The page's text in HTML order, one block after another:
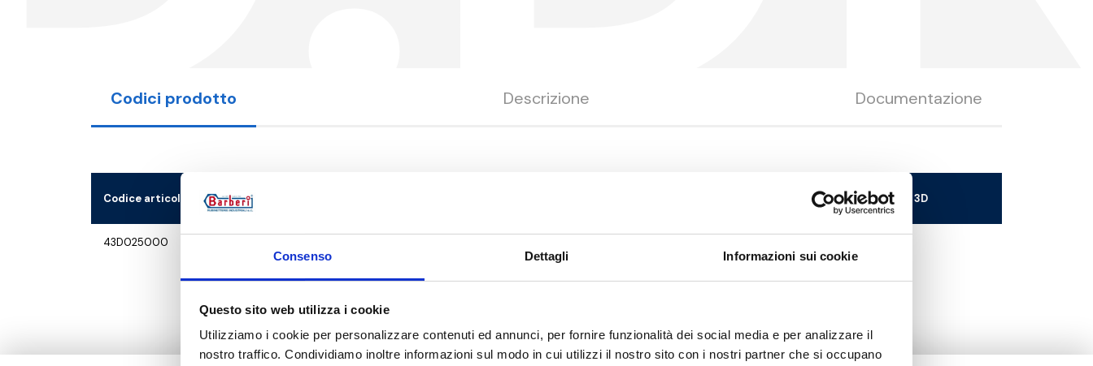
Consenso Dettagli Informazioni sui cookie
Questo sito web utilizza i cookie
Utilizziamo i cookie per personalizzare contenuti ed annunci, per fornire funzionalità dei social media e per analizzare il
nostro traffico. Condividiamo inoltre informazioni sul modo in cui utilizzi il nostro sito con i nostri partner che si occupano
Codici prodotto Descrizione Documentazione
Codice articolo Scarica il file 3D
43D025000